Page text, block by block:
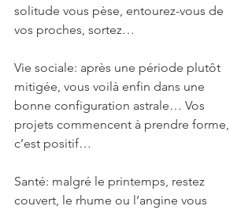
solitude vous pèse, entourez-vous de
vos proches, sortez…
Vie sociale: après une période plutôt
mitigée, vous voilà enfin dans une
bonne configuration astrale… Vos
projets commencent à prendre forme,
c’est positif…
Santé: malgré le printemps, restez
couvert, le rhume ou l’angine vous